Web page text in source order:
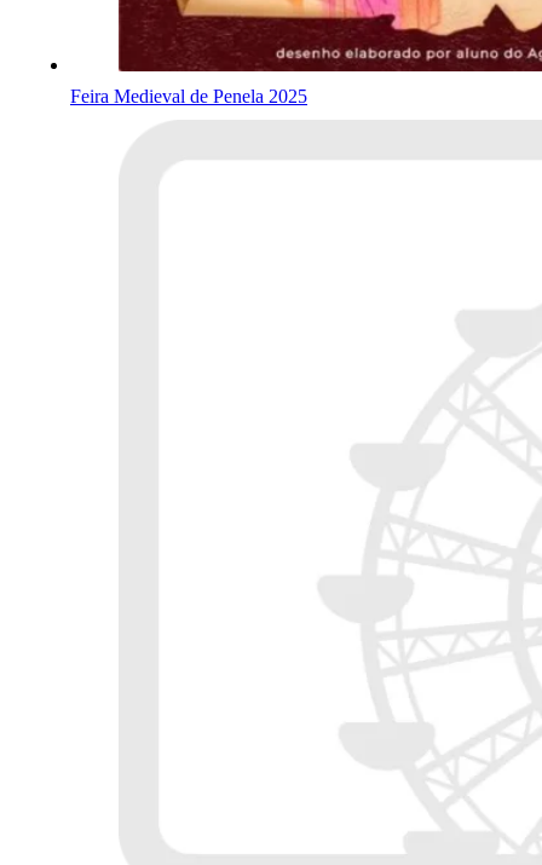
Feira Medieval de Penela 2025